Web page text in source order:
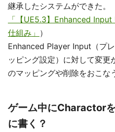
継承したシステムができた。
「【UE5.3】Enhanced
仕組み」 ）
Enhanced Player Input（プ
ッピング設定）に対して変更
のマッピングや削除をおこな
ゲーム中にCharactor
に書く？